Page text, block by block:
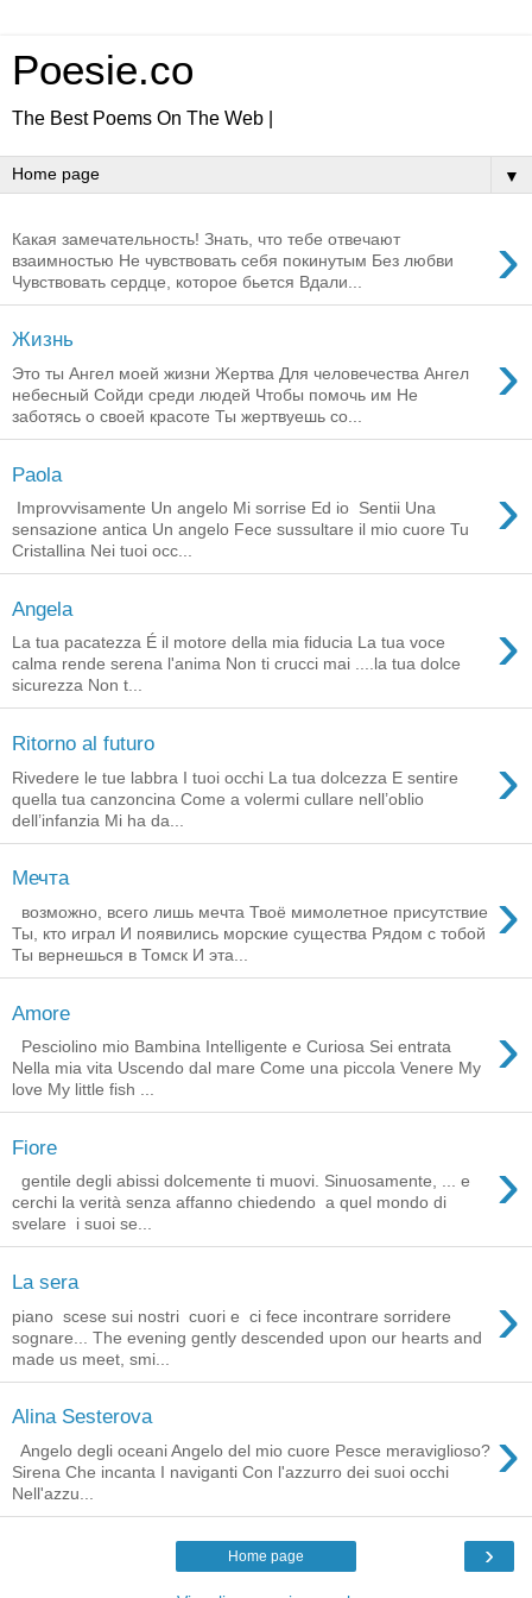
Poesie.co
The Best Poems On The Web |
▼
›
Какая замечательность! Знать, что тебе отвечают
взаимностью Не чувствовать себя покинутым Без любви
Чувствовать сердце, которое бьется Вдали...
Жизнь ›
Это ты Ангел моей жизни Жертва Для человечества Ангел
небесный Сойди среди людей Чтобы помочь им Не
заботясь о своей красоте Ты жертвуешь со...
Paola ›
Improvvisamente Un angelo Mi sorrise Ed io Sentii Una
sensazione antica Un angelo Fece sussultare il mio cuore Tu
Cristallina Nei tuoi occ...
Angela ›
La tua pacatezza É il motore della mia fiducia La tua voce
calma rende serena l'anima Non ti crucci mai ....la tua dolce
sicurezza Non t...
Ritorno al futuro ›
Rivedere le tue labbra I tuoi occhi La tua dolcezza E sentire
quella tua canzoncina Come a volermi cullare nell’oblio
dell’infanzia Mi ha da...
Мечта ›
возможно, всего лишь мечта Твоё мимолетное присутствие
Ты, кто играл И появились морские существа Рядом с тобой
Ты вернешься в Томск И эта...
Amore ›
Pesciolino mio Bambina Intelligente e Curiosa Sei entrata
Nella mia vita Uscendo dal mare Come una piccola Venere My
love My little fish ...
Fiore ›
gentile degli abissi dolcemente ti muovi. Sinuosamente, ... e
cerchi la verità senza affanno chiedendo a quel mondo di
svelare i suoi se...
La sera ›
piano scese sui nostri cuori e ci fece incontrare sorridere
sognare... The evening gently descended upon our hearts and
made us meet, smi...
Alina Sesterova ›
Angelo degli oceani Angelo del mio cuore Pesce meraviglioso?
Sirena Che incanta I naviganti Con l'azzurro dei suoi occhi
Nell'azzu...
›
Home page